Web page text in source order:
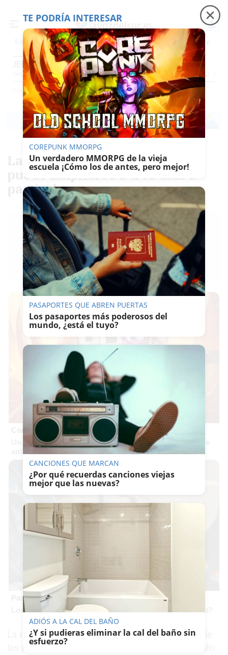
Es noticia Precio luz Padre Coraje Fábrica de botellas
JEREZ
JerezProvincia CádizCádizSevillaMálagaHuelvaGranadaCórdoba
Ediciones Jerez
La tarifa plana de los parking
puede ampliarse a tres días a
partir de verano
LAVOZDELSUR.ES
03/05/2018
Facebook
X WhatsApp
Copy
Link
Guardar 0
Corepunk MMORPG
Un verdadero MMORPG de la vieja escuela ¡Cómo los de
Pasaportes que abren puertas
Los pasaportes más poderosos del mundo, ¿está el tuyo?
La empresa Cocheras de Jerez, concesionaria de
los parkings del plaza del Arenal, plaza del Caballo
TE PODRÍA INTERESAR
COREPUNK MMORPG
Un verdadero MMORPG de la vieja
escuela ¡Cómo los de antes, pero mejor!
PASAPORTES QUE ABREN PUERTAS
Los pasaportes más poderosos del
mundo, ¿está el tuyo?
CANCIONES QUE MARCAN
¿Por qué recuerdas canciones viejas
mejor que las nuevas?
ADIÓS A LA CAL DEL BAÑO
¿Y si pudieras eliminar la cal del baño sin
esfuerzo?